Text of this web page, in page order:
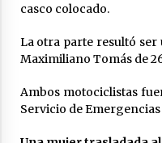
casco colocado.
La otra parte resultó ser
Maximiliano Tomás de
Ambos motociclistas
Servicio de Emergencias